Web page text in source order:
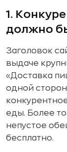
1.
должно
Заголовок
выдаче
«Доставка
одной
еды. Более
непустое
бесплатно.